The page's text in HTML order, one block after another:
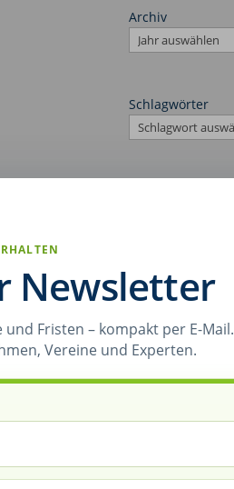
Archiv
Schlagwörter
Newsletter
Newsletter
Fristen – kompakt per E-Mail.
Vereine und Experten.